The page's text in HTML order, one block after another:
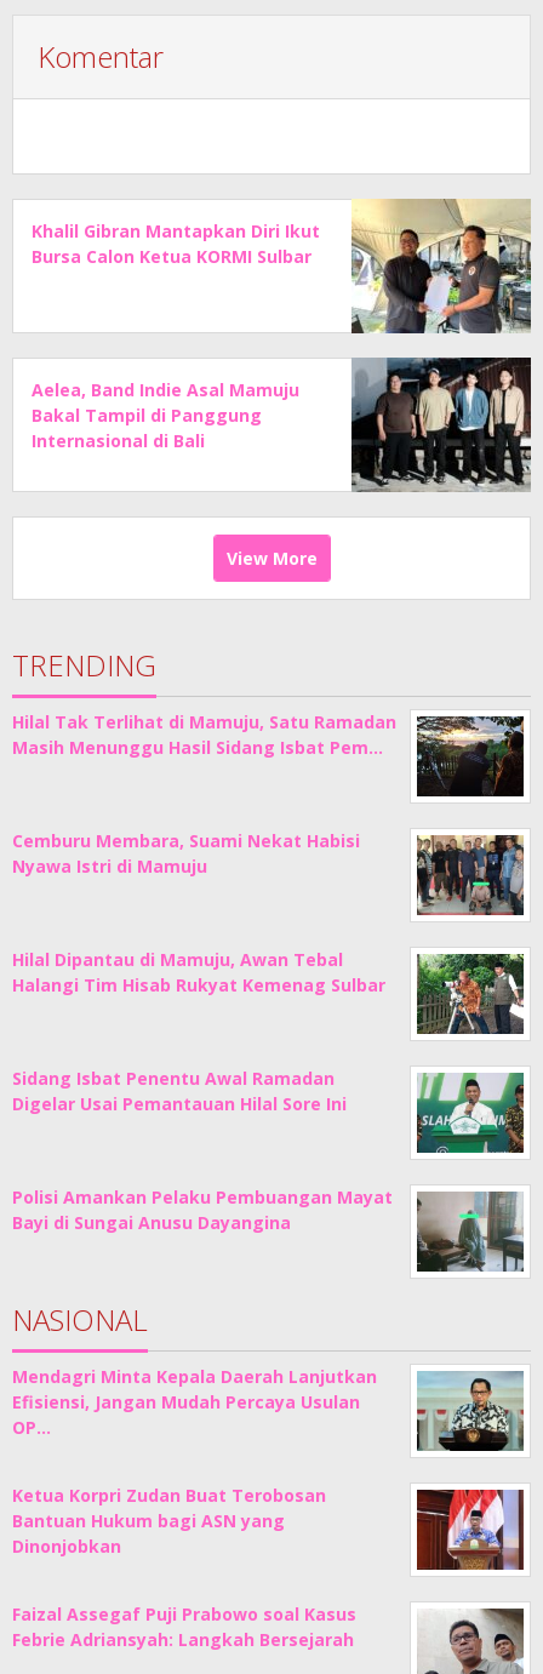
Komentar
Khalil Gibran Mantapkan Diri Ikut
Bursa Calon Ketua KORMI Sulbar
Aelea, Band Indie Asal Mamuju
Bakal Tampil di Panggung
Internasional di Bali
View More
TRENDING
Hilal Tak Terlihat di Mamuju, Satu Ramadan
Masih Menunggu Hasil Sidang Isbat Pem…
Cemburu Membara, Suami Nekat Habisi
Nyawa Istri di Mamuju
Hilal Dipantau di Mamuju, Awan Tebal
Halangi Tim Hisab Rukyat Kemenag Sulbar
Sidang Isbat Penentu Awal Ramadan
Digelar Usai Pemantauan Hilal Sore Ini
Polisi Amankan Pelaku Pembuangan Mayat
Bayi di Sungai Anusu Dayangina
NASIONAL
Mendagri Minta Kepala Daerah Lanjutkan
Efisiensi, Jangan Mudah Percaya Usulan
OP…
Ketua Korpri Zudan Buat Terobosan
Bantuan Hukum bagi ASN yang
Dinonjobkan
Faizal Assegaf Puji Prabowo soal Kasus
Febrie Adriansyah: Langkah Bersejarah